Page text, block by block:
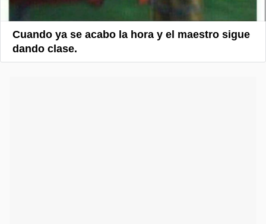
Cuando ya se acabo la hora y el maestro sigue
dando clase.